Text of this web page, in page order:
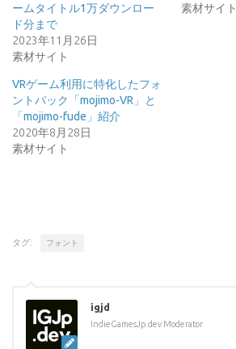
ームタイトル1万ダウンロー
ド分まで
2023年11月26日
素材サイト
素材サイト
VRゲーム利用に特化したフォ
ントパック「mojimo-VR」と
「mojimo-fude」紹介
2020年8月28日
素材サイト
タグ: フォント
igjd
IndieGamesJp.dev Moderator